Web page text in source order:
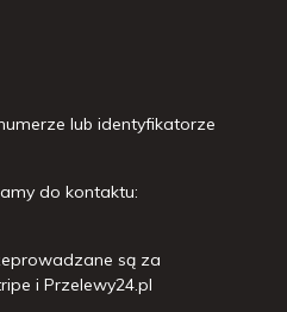
lub identyfikatorze
do kontaktu:
są za
i Przelewy24.pl